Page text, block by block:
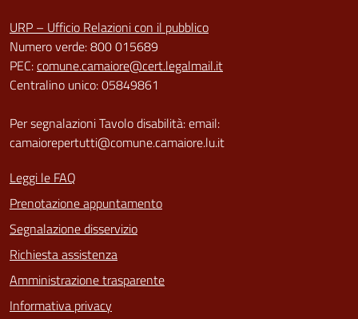
URP – Ufficio Relazioni con il pubblico
Numero verde: 800 015689
PEC:comune.camaiore@cert.legalmail.it
Centralino unico: 05849861
Per segnalazioni Tavolo disabilità: email:
camaiorepertutti@comune.camaiore.lu.it
Leggi le FAQ
Prenotazione appuntamento
Segnalazione disservizio
Richiesta assistenza
Amministrazione trasparente
Informativa privacy